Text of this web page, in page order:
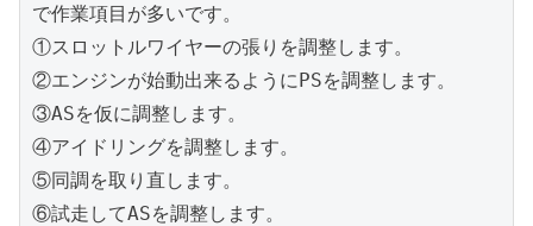
で作業項目が多いです。
①スロットルワイヤーの張りを調整します。
②エンジンが始動出来るようにPSを調整します。
③ASを仮に調整します。
④アイドリングを調整します。
⑤同調を取り直します。
⑥試走してASを調整します。